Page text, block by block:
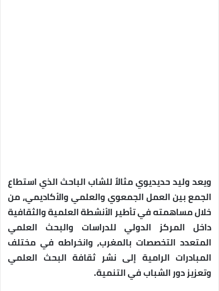
ويعد وليد حديديوي مثالاً للشاب الباحث الذي استطاع
الجمع بين العمل الجمعوي والعلمي والأكاديمي، من
خلال مساهمته في تأطير الأنشطة العلمية والثقافية
داخل المركز الدولي للدراسات والبحث العلمي
المتعدد التخصصات بالمغرب، وانخراطه في مختلف
المبادرات الرامية إلى نشر ثقافة البحث العلمي
وتعزيز دور الشباب في التنمية.